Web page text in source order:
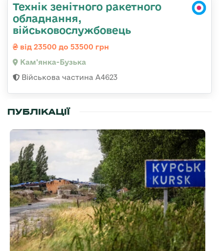
Технік зенітного ракетного
обладнання,
військовослужбовець
від 23500 до 53500 грн
Кам'янка-Бузька
Військова частина А4623
ПУБЛІКАЦІЇ